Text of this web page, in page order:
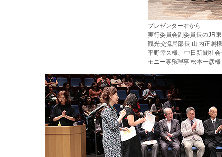
プレゼンター右から
実行委員会副委員長のJR
観光交流局部長 山内正照
平野幸久様、中日新聞社
モニー専務理事 松本一彦様